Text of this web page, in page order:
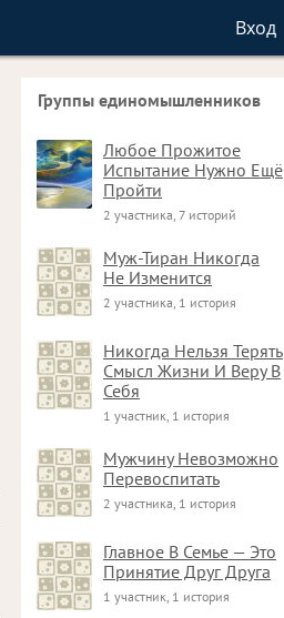
Вход
Группы единомышленников
Любое Прожитое
Испытание Нужно Ещё
Пройти
2 участника, 7 историй
Муж-Тиран Никогда
Не Изменится
2 участника, 1 история
Никогда Нельзя Терять
Смысл Жизни И Веру В
Себя
1 участник, 1 история
Мужчину Невозможно
Перевоспитать
2 участника, 1 история
Главное В Семье — Это
Принятие Друг Друга
1 участник, 1 история